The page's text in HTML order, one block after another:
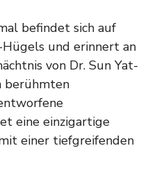
befindet sich auf
und erinnert an
von Dr. Sun Yat-
berühmten
eine einzigartige
einer tiefgreifenden